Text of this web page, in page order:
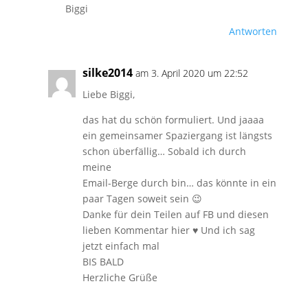
Biggi
Antworten
silke2014 am 3. April 2020 um 22:52
Liebe Biggi,
das hat du schön formuliert. Und jaaaa
ein gemeinsamer Spaziergang ist längsts
schon überfällig… Sobald ich durch
meine
Email-Berge durch bin… das könnte in ein
paar Tagen soweit sein 😉
Danke für dein Teilen auf FB und diesen
lieben Kommentar hier ♥ Und ich sag
jetzt einfach mal
BIS BALD
Herzliche Grüße